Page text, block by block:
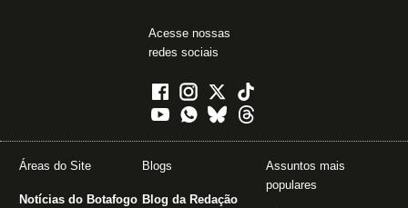
Acesse nossas
redes sociais
Áreas do Site
Notícias do Botafogo
Blogs
Blog da Redação
Assuntos mais
populares